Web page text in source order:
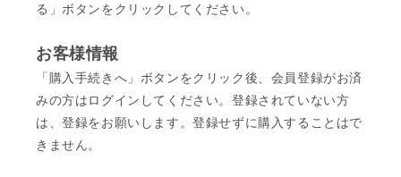
る」ボタンをクリックしてください。
お客様情報
「購入手続きへ」ボタンをクリック後、会員登録がお済
みの方はログインしてください。登録されていない方
は、登録をお願いします。登録せずに購入することはで
きません。